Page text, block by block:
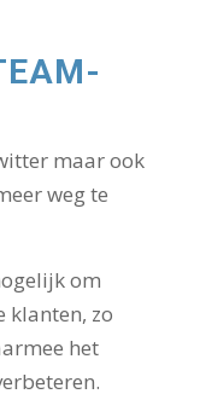
maar ook
weg te
om
klanten, zo
het